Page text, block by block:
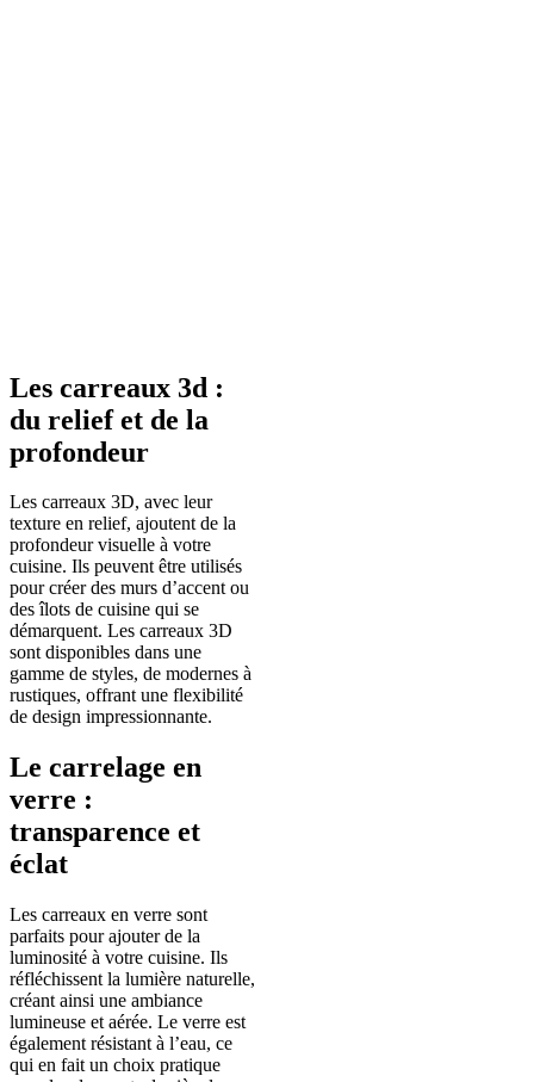
Les carreaux 3d :
du relief et de la
profondeur
Les carreaux 3D, avec leur
texture en relief, ajoutent de la
profondeur visuelle à votre
cuisine. Ils peuvent être utilisés
pour créer des murs d’accent ou
des îlots de cuisine qui se
démarquent. Les carreaux 3D
sont disponibles dans une
gamme de styles, de modernes à
rustiques, offrant une flexibilité
de design impressionnante.
Le carrelage en
verre :
transparence et
éclat
Les carreaux en verre sont
parfaits pour ajouter de la
luminosité à votre cuisine. Ils
réfléchissent la lumière naturelle,
créant ainsi une ambiance
lumineuse et aérée. Le verre est
également résistant à l’eau, ce
qui en fait un choix pratique